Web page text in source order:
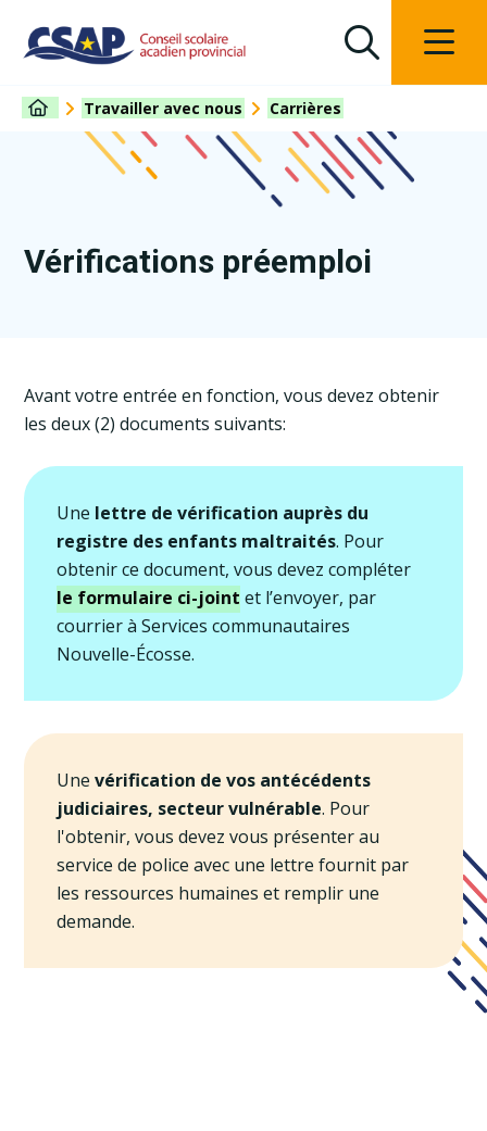
Travailler avec nous Carrières
Vérifications préemploi
Avant votre entrée en fonction, vous devez obtenir
les deux (2) documents suivants:
Une lettre de vérification auprès du
registre des enfants maltraités. Pour
obtenir ce document, vous devez compléter
le formulaire ci-joint et l’envoyer, par
courrier à Services communautaires
Nouvelle-Écosse.
Unevérification de vos antécédents
judiciaires, secteur vulnérable. Pour
l'obtenir, vous devez vous présenter au
service de police avec une lettre fournit par
les ressources humaines et remplir une
demande.